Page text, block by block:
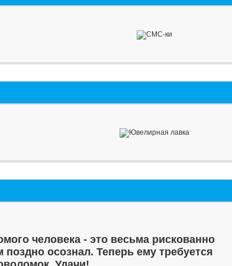
человека - это весьма рискованно
осознал. Теперь ему требуется